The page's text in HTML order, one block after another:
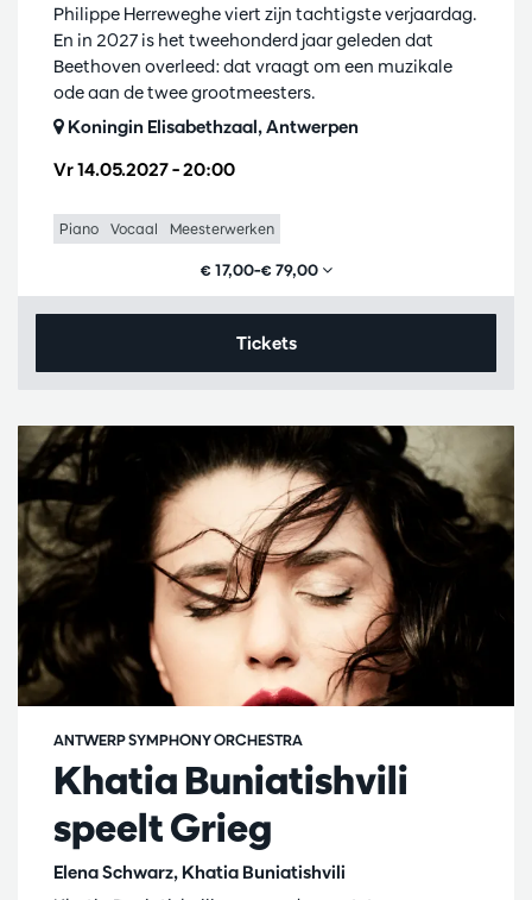
Vr 14.05.2027– 20:00
Philippe Herreweghe viert zijn tachtigste verjaardag.
En in 2027 is het tweehonderd jaar geleden dat
Beethoven overleed: dat vraagt om een muzikale
ode aan de twee grootmeesters.
Koningin Elisabethzaal, Antwerpen
Piano Vocaal Meesterwerken
€ 17,00–€ 79,00
Tickets
Khatia Buniatishvili
speelt Grieg
Elena Schwarz, Khatia Buniatishvili
ANTWERP SYMPHONY ORCHESTRA